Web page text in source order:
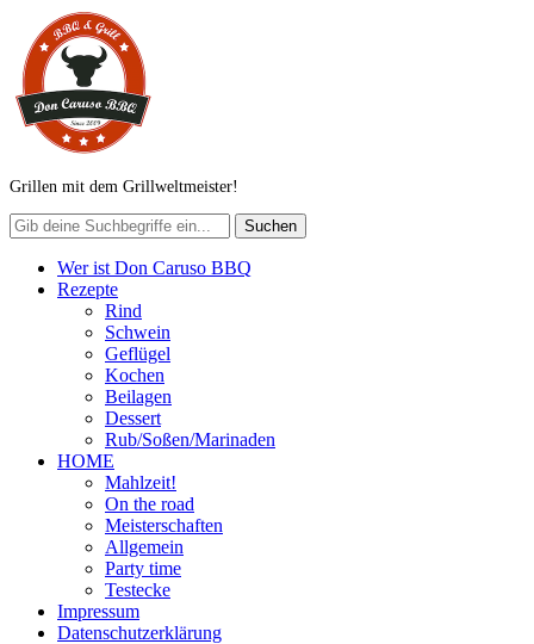
Grillen mit dem Grillweltmeister!
Wer ist Don Caruso BBQ
Rezepte
Rind
Schwein
Geflügel
Kochen
Beilagen
Dessert
Rub/Soßen/Marinaden
HOME
Mahlzeit!
On the road
Meisterschaften
Allgemein
Party time
Testecke
Impressum
Datenschutzerklärung